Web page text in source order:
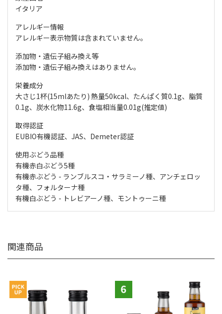
イタリア
アレルギー情報
アレルギー表示物質は含まれていません。
添加物・遺伝子組み換え等
添加物・遺伝子組み換えはありません。
栄養成分
大さじ1杯(15mlあたり) 熱量50kcal、たんぱく質0.1g、脂質
0.1g、炭水化物11.6g、食塩相当量0.01g(推定値)
取得認証
EUBIO有機認証、JAS、Demeter認証
使用ぶどう品種
有機赤白ぶどう5種
有機赤ぶどう - ランブルスコ・サラミーノ種、アンチェロッ
タ種、フォルターナ種
有機白ぶどう - トレビアーノ種、モントゥーニ種
関連商品